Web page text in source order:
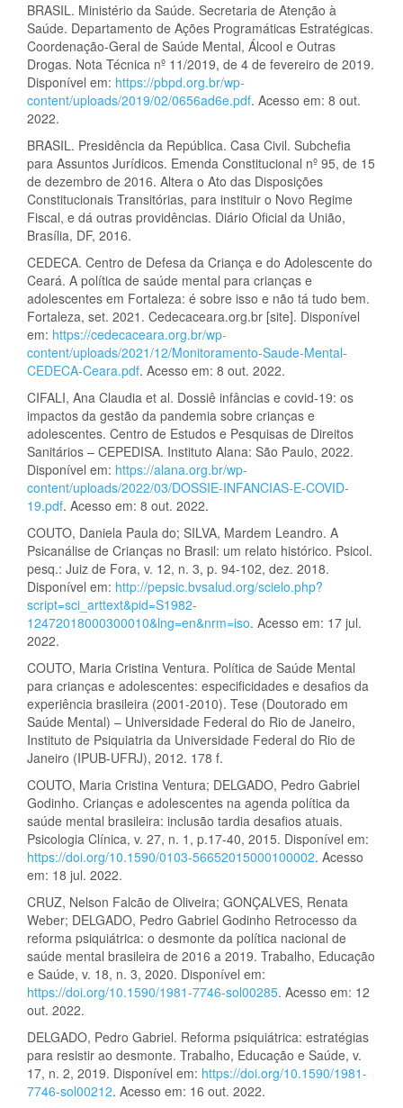
BRASIL. Ministério da Saúde. Secretaria de Atenção à
Saúde. Departamento de Ações Programáticas Estratégicas.
Coordenação-Geral de Saúde Mental, Álcool e Outras
Drogas. Nota Técnica nº 11/2019, de 4 de fevereiro de 2019.
Disponível em: https://pbpd.org.br/wp-
content/uploads/2019/02/0656ad6e.pdf. Acesso em: 8 out.
2022.
BRASIL. Presidência da República. Casa Civil. Subchefia
para Assuntos Jurídicos. Emenda Constitucional nº 95, de 15
de dezembro de 2016. Altera o Ato das Disposições
Constitucionais Transitórias, para instituir o Novo Regime
Fiscal, e dá outras providências. Diário Oficial da União,
Brasília, DF, 2016.
CEDECA. Centro de Defesa da Criança e do Adolescente do
Ceará. A política de saúde mental para crianças e
adolescentes em Fortaleza: é sobre isso e não tá tudo bem.
Fortaleza, set. 2021. Cedecaceara.org.br [site]. Disponível
em: https://cedecaceara.org.br/wp-
content/uploads/2021/12/Monitoramento-Saude-Mental-
CEDECA-Ceara.pdf. Acesso em: 8 out. 2022.
CIFALI, Ana Claudia et al. Dossiê infâncias e covid-19: os
impactos da gestão da pandemia sobre crianças e
adolescentes. Centro de Estudos e Pesquisas de Direitos
Sanitários – CEPEDISA. Instituto Alana: São Paulo, 2022.
Disponível em: https://alana.org.br/wp-
content/uploads/2022/03/DOSSIE-INFANCIAS-E-COVID-
19.pdf. Acesso em: 8 out. 2022.
COUTO, Daniela Paula do; SILVA, Mardem Leandro. A
Psicanálise de Crianças no Brasil: um relato histórico. Psicol.
pesq.: Juiz de Fora, v. 12, n. 3, p. 94-102, dez. 2018.
Disponível em: http://pepsic.bvsalud.org/scielo.php?
script=sci_arttext&pid=S1982-
12472018000300010&lng=en&nrm=iso. Acesso em: 17 jul.
2022.
COUTO, Maria Cristina Ventura. Política de Saúde Mental
para crianças e adolescentes: especificidades e desafios da
experiência brasileira (2001-2010). Tese (Doutorado em
Saúde Mental) – Universidade Federal do Rio de Janeiro,
Instituto de Psiquiatria da Universidade Federal do Rio de
Janeiro (IPUB-UFRJ), 2012. 178 f.
COUTO, Maria Cristina Ventura; DELGADO, Pedro Gabriel
Godinho. Crianças e adolescentes na agenda política da
saúde mental brasileira: inclusão tardia desafios atuais.
Psicologia Clínica, v. 27, n. 1, p.17-40, 2015. Disponível em:
https://doi.org/10.1590/0103-56652015000100002. Acesso
em: 18 jul. 2022.
CRUZ, Nelson Falcão de Oliveira; GONÇALVES, Renata
Weber; DELGADO, Pedro Gabriel Godinho Retrocesso da
reforma psiquiátrica: o desmonte da política nacional de
saúde mental brasileira de 2016 a 2019. Trabalho, Educação
e Saúde, v. 18, n. 3, 2020. Disponível em:
https://doi.org/10.1590/1981-7746-sol00285. Acesso em: 12
out. 2022.
DELGADO, Pedro Gabriel. Reforma psiquiátrica: estratégias
para resistir ao desmonte. Trabalho, Educação e Saúde, v.
17, n. 2, 2019. Disponível em: https://doi.org/10.1590/1981-
7746-sol00212. Acesso em: 16 out. 2022.